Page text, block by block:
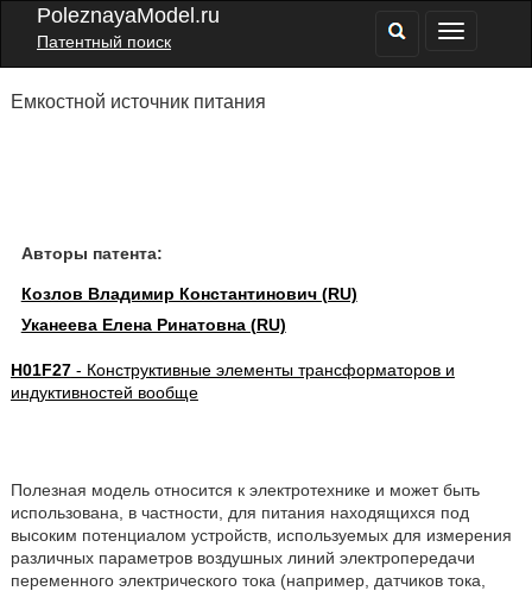
PoleznayaModel.ru
Патентный поиск
Емкостной источник питания
Авторы патента:
Козлов Владимир Константинович (RU)
Уканеева Елена Ринатовна (RU)
H01F27- Конструктивные элементы трансформаторов и
индуктивностей вообще
Полезная модель относится к электротехнике и может быть
использована, в частности, для питания находящихся под
высоким потенциалом устройств, используемых для измерения
различных параметров воздушных линий электропередачи
переменного электрического тока (например, датчиков тока,